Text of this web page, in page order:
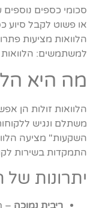
סכומי כספים
או פשוט לקבל סיוע
הלוואות מציעות
למשתמשים: הלוואות
מה היא
הלוואות זולות הן
משתלם ונגיש
השקעות" מציעה
התמקדות בשירות
יתרונות של
ריבית נמוכה –